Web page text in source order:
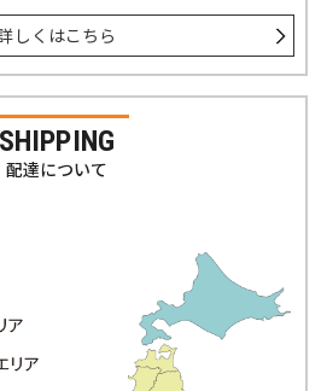
しくはこちら
SHIPPING
配達について